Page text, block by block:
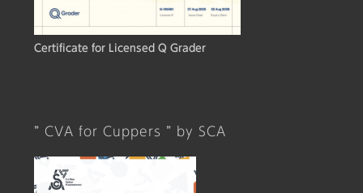
Certificate for Licensed Q Grader
” CVA for Cuppers ” by SCA